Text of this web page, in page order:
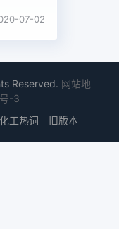
气保焊机在中
对合作伙伴,方
抓住时机的成
不可浪费性,也在
场处于变动期
功中国焊机行
07-02
Reserved. 网站地
-3
化工热词 旧版本